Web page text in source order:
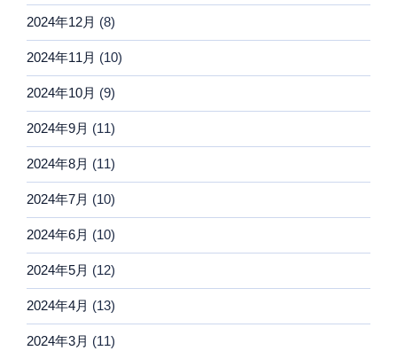
2024年12月 (8)
2024年11月 (10)
2024年10月 (9)
2024年9月 (11)
2024年8月 (11)
2024年7月 (10)
2024年6月 (10)
2024年5月 (12)
2024年4月 (13)
2024年3月 (11)